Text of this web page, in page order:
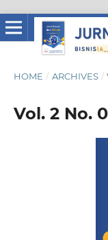
HOME / ARCHIVES /
Vol. 2 No.